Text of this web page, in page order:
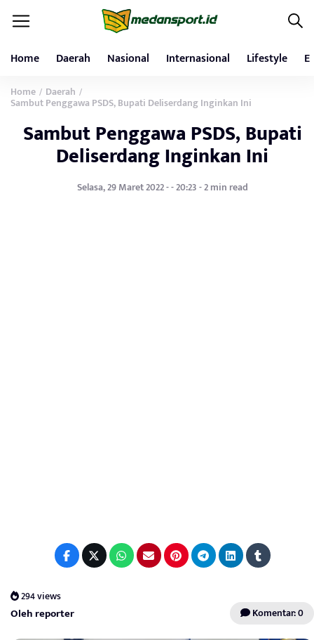
Home Daerah Nasional Internasional Lifestyle
Home / Daerah /
Sambut Penggawa PSDS, Bupati Deliserdang Inginkan Ini
Sambut Penggawa PSDS, Bupati
Deliserdang Inginkan Ini
Selasa, 29 Maret 2022 - - 20:23 - 2 min read
294 views
Oleh reporter Komentar: 0